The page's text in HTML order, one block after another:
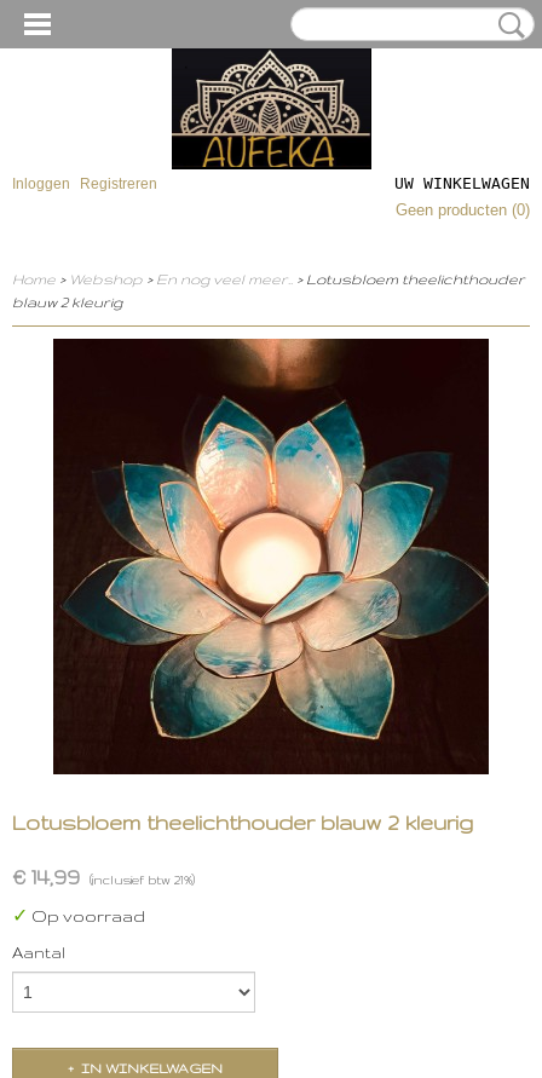
Inloggen Registreren
UW WINKELWAGEN
Geen producten (0)
Home > Webshop > En nog veel meer..
> Lotusbloem theelichthouder
blauw 2 kleurig
Lotusbloem theelichthouder blauw 2 kleurig
€ 14,99 (inclusief btw 21%)
✓ Op voorraad
Aantal
IN WINKELWAGEN